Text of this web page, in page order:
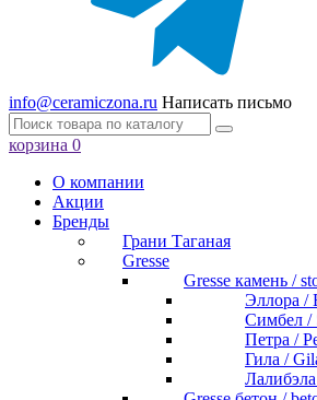
info@ceramiczona.ru Написать письмо
корзина 0
О компании
Акции
Бренды
Грани Таганая
Gresse
Gresse камень /
Эллора /
Симбел /
Петра /
Гила /